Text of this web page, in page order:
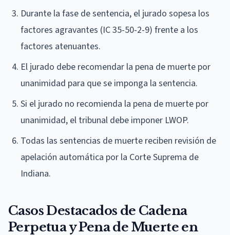
Durante la fase de sentencia, el jurado sopesa los
factores agravantes (IC 35-50-2-9) frente a los
factores atenuantes.
El jurado debe recomendar la pena de muerte por
unanimidad para que se imponga la sentencia.
Si el jurado no recomienda la pena de muerte por
unanimidad, el tribunal debe imponer LWOP.
Todas las sentencias de muerte reciben revisión de
apelación automática por la Corte Suprema de
Indiana.
Casos Destacados de Cadena
Perpetua y Pena de Muerte en